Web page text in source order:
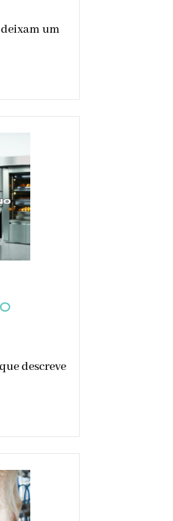
um
descreve